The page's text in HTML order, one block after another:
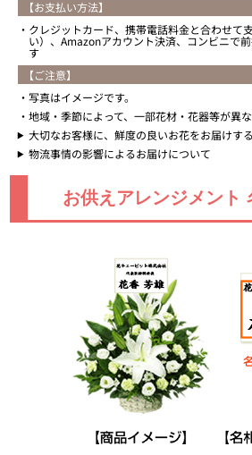
【お支払い方法】
クレジットカード、携帯電話料金と合わせて
い）、Amazonアカウント決済、コンビニで
す
【ご注意】
写真はイメージです。
地域・季節によって、一部花材・花器等が異な
大切なお客様に、鮮度の良いお花をお届けす
物流事情の影響によるお届けについて
お供えアレンジメント